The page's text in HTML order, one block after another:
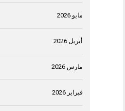
مايو 2026
أبريل 2026
مارس 2026
فبراير 2026